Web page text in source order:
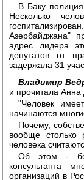
В Баку
Несколько
Азербайджана"
адрес лидера
депутатов от
задержала 31
Владимир
и прочитала Анна
"Человек
начинаются
Почему,
вообще столько
человека
Об этом -
консультанта
организаций в